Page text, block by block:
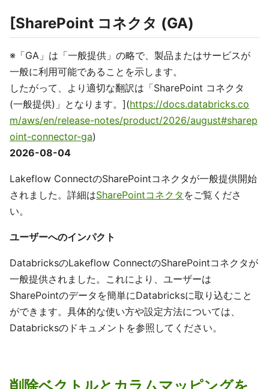
[SharePoint コネクタ (GA)
※「GA」は「一般提供」の略で、製品またはサービスが
一般に利用可能であることを示します。
したがって、より適切な翻訳は「SharePoint コネクタ
(一般提供)」となります。](https://docs.databricks.co
m/aws/en/release-notes/product/2026/august#sharep
oint-connector-ga)
2026-08-04
Lakeflow ConnectのSharePointコネクタが一般提供開始
されました。詳細はSharePointコネクタ をご覧くださ
い。
ユーザーへのインパクト
DatabricksのLakeflow ConnectのSharePointコネクタが
一般提供されました。これにより、ユーザーは
SharePointのデータを簡単にDatabricksに取り込むこと
ができます。具体的な使い方や設定方法については、
Databricksのドキュメントを参照してください。